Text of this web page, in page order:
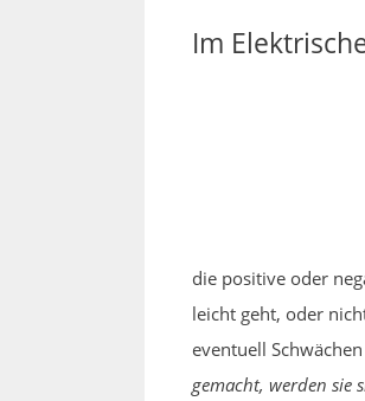
Im
die positive oder
leicht geht, oder
eventuell
gemacht, werden sie